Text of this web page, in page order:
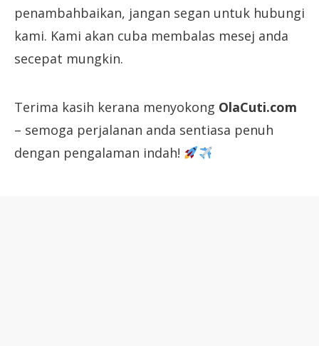
penambahbaikan, jangan segan untuk hubungi
kami. Kami akan cuba membalas mesej anda
secepat mungkin.
Terima kasih kerana menyokong OlaCuti.com
– semoga perjalanan anda sentiasa penuh
dengan pengalaman indah!